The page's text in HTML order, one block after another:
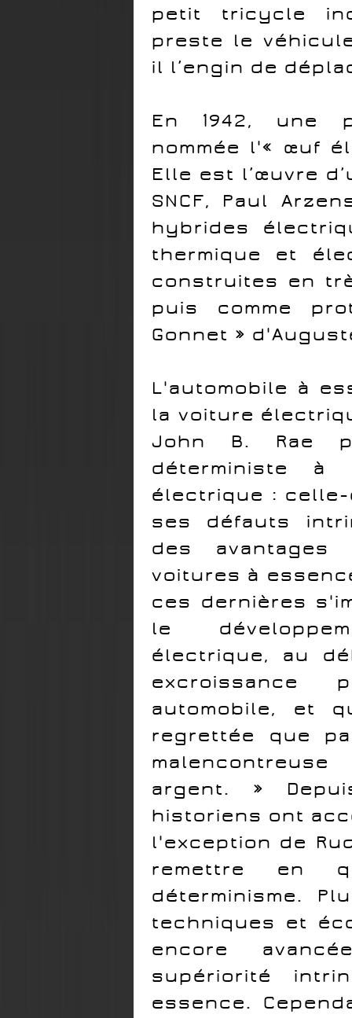
petit tricycle
preste le
il l’engin de
En 1942, une
nommée l'« œuf
Elle est l’œuvre
SNCF, Paul
hybrides
thermique et
construites en
puis comme
Gonnet »
L'automobile à
la voiture
John B. Rae
déterministe à
électrique :
ses défauts
des
voitures à
ces dernières
le
électrique, au
excroissance
automobile, et
regrettée que
argent. »
historiens ont
l'exception de
remettre en
déterminisme.
techniques et
encore
supériorité
essence.